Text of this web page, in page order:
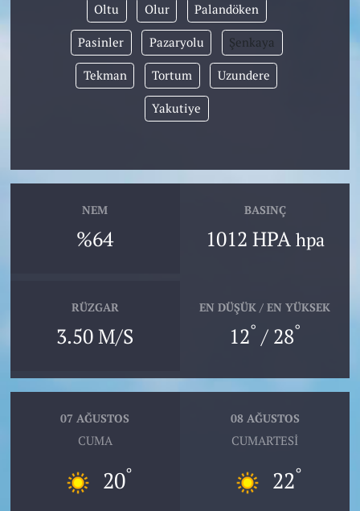
Oltu Olur Palandöken
Pasinler Pazaryolu Şenkaya
Tekman Tortum Uzundere
Yakutiye
NEM
%64
BASINÇ
1012 HPA hpa
RÜZGAR
3.50 M/S
EN DÜŞÜK / EN YÜKSEK
12° / 28°
07 AĞUSTOS
CUMA
20°
08 AĞUSTOS
CUMARTESI
22°